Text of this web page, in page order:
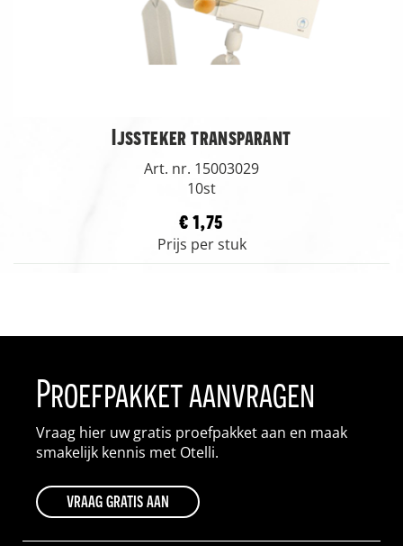
Ijssteker transparant
Art. nr. 15003029
10st
€ 1,75
Prijs per stuk
Proefpakket aanvragen
Vraag hier uw gratis proefpakket aan en maak
smakelijk kennis met Otelli.
vraag gratis aan